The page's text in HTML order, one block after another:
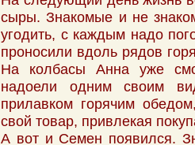
сыры. Знакомые и не
угодить, с каждым надо
проносили вдоль рядов
На колбасы Анна уже
надоели одним своим
прилавком горячим
свой товар, привлекая
А вот и Семен появился.